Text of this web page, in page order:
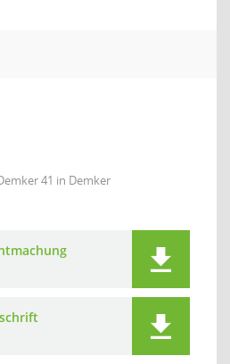
41 in Demker